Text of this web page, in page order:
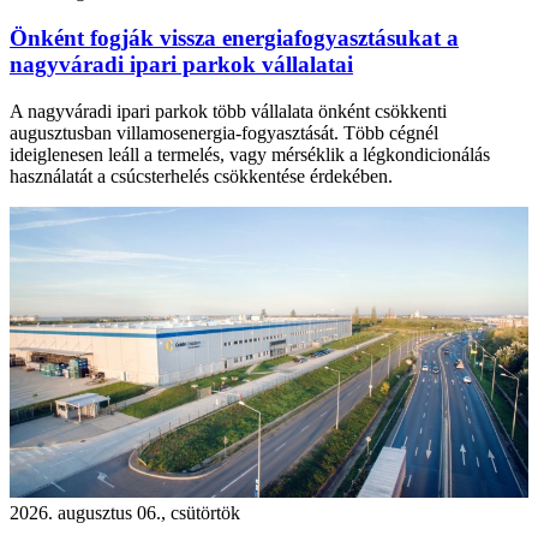
Önként fogják vissza energiafogyasztásukat a
nagyváradi ipari parkok vállalatai
A nagyváradi ipari parkok több vállalata önként csökkenti
augusztusban villamosenergia-fogyasztását. Több cégnél
ideiglenesen leáll a termelés, vagy mérséklik a légkondicionálás
használatát a csúcsterhelés csökkentése érdekében.
2026. augusztus 06., csütörtök